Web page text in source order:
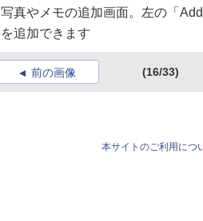
写真やメモの追加画面。左の「
を追加できます
前の画像 (16/33)
本サイトのご利用につ